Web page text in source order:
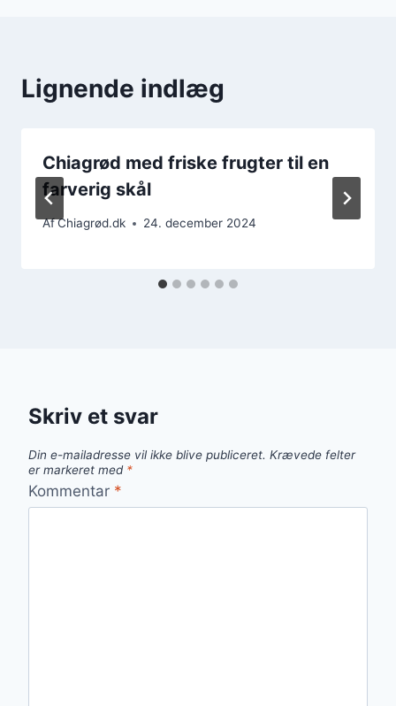
Lignende indlæg
Chiagrød med friske frugter til en
farverig skål
AfChiagrød.dk 24. december 2024
Skriv et svar
Din e-mailadresse vil ikke blive publiceret. Krævede felter
er markeret med *
Kommentar *